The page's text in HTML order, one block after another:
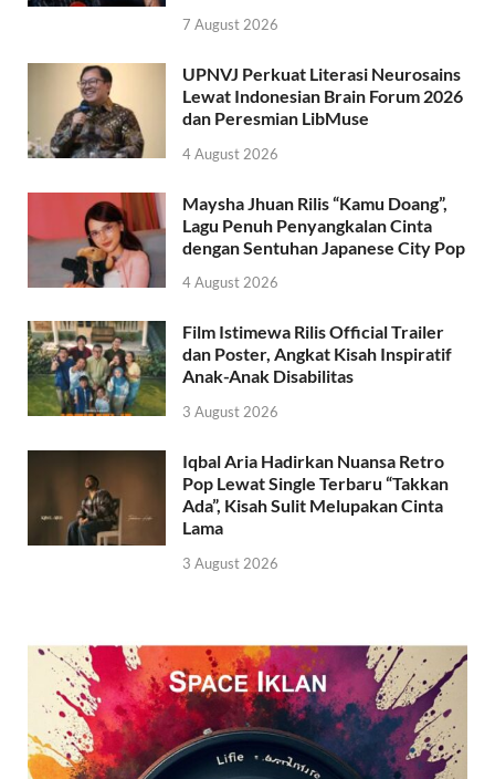
7 August 2026
UPNVJ Perkuat Literasi Neurosains
Lewat Indonesian Brain Forum 2026
dan Peresmian LibMuse
4 August 2026
Maysha Jhuan Rilis “Kamu Doang”,
Lagu Penuh Penyangkalan Cinta
dengan Sentuhan Japanese City Pop
4 August 2026
Film Istimewa Rilis Official Trailer
dan Poster, Angkat Kisah Inspiratif
Anak-Anak Disabilitas
3 August 2026
Iqbal Aria Hadirkan Nuansa Retro
Pop Lewat Single Terbaru “Takkan
Ada”, Kisah Sulit Melupakan Cinta
Lama
3 August 2026